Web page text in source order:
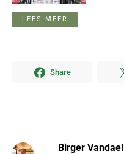
LEES MEER
Share
Birger Vandael